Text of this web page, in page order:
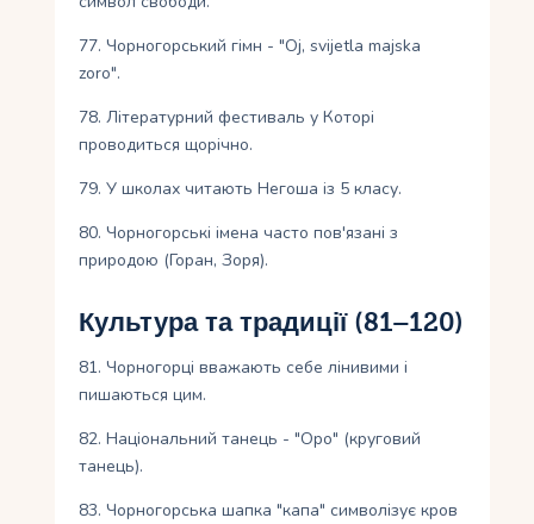
77. Чорногорський гімн - "Oj, svijetla majska
zoro".
78. Літературний фестиваль у Которі
проводиться щорічно.
79. У школах читають Негоша із 5 класу.
80. Чорногорські імена часто пов'язані з
природою (Горан, Зоря).
Культура та традиції (81–120)
81. Чорногорці вважають себе лінивими і
пишаються цим.
82. Національний танець - "Оро" (круговий
танець).
83. Чорногорська шапка "капа" символізує кров